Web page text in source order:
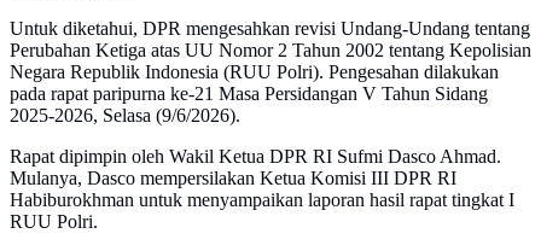
Untuk diketahui, DPR mengesahkan revisi Undang-Undang tentang
Perubahan Ketiga atas UU Nomor 2 Tahun 2002 tentang Kepolisian
Negara Republik Indonesia (RUU Polri). Pengesahan dilakukan
pada rapat paripurna ke-21 Masa Persidangan V Tahun Sidang
2025-2026, Selasa (9/6/2026).
Rapat dipimpin oleh Wakil Ketua DPR RI Sufmi Dasco Ahmad.
Mulanya, Dasco mempersilakan Ketua Komisi III DPR RI
Habiburokhman untuk menyampaikan laporan hasil rapat tingkat I
RUU Polri.